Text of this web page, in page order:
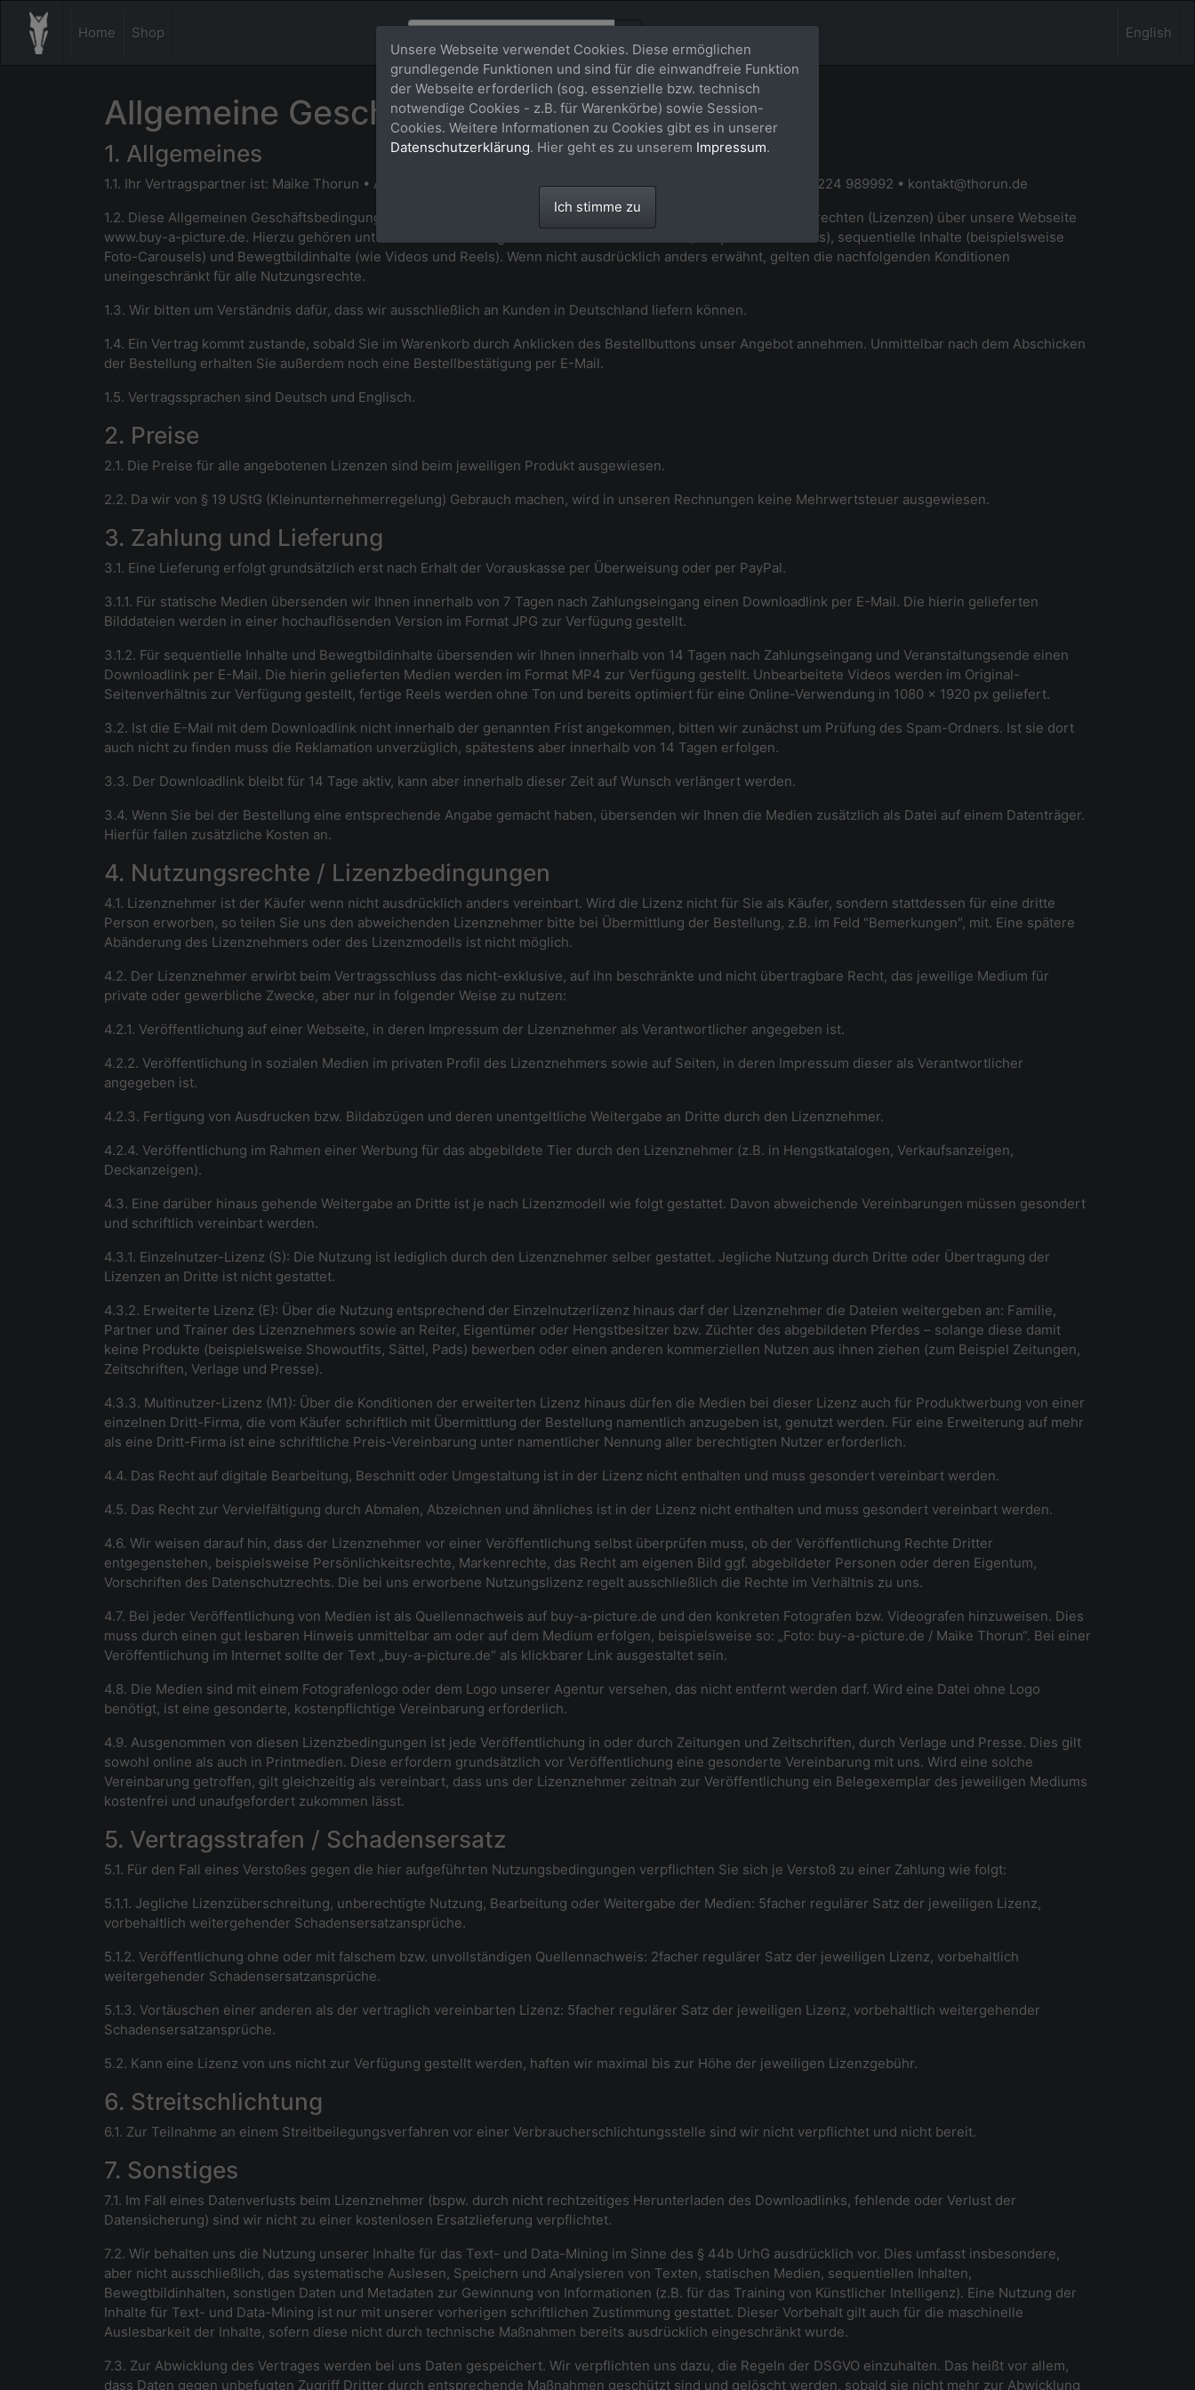
Home Shop English
Allgemeine Geschäftsbedingungen (AGB)
1. Allgemeines
1.1. Ihr Vertragspartner ist: Maike Thorun • Aegidienberger Str. 33 • 53604 Bad Honnef - Aegidienberg • T: +49 2224 989992 • kontakt@thorun.de
1.2. Diese Allgemeinen Geschäftsbedingungen (im Folgenden AGB genannt) gelten für den Verkauf von Nutzungsrechten (Lizenzen) über unsere Webseite
www.buy-a-picture.de. Hierzu gehören unter anderem Nutzungsrechte für statische Medien (beispielsweise Fotos), sequentielle Inhalte (beispielsweise
Foto-Carousels) und Bewegtbildinhalte (wie Videos und Reels). Wenn nicht ausdrücklich anders erwähnt, gelten die nachfolgenden Konditionen
uneingeschränkt für alle Nutzungsrechte.
1.3. Wir bitten um Verständnis dafür, dass wir ausschließlich an Kunden in Deutschland liefern können.
1.4. Ein Vertrag kommt zustande, sobald Sie im Warenkorb durch Anklicken des Bestellbuttons unser Angebot annehmen. Unmittelbar nach dem Abschicken
der Bestellung erhalten Sie außerdem noch eine Bestellbestätigung per E-Mail.
1.5. Vertragssprachen sind Deutsch und Englisch.
2. Preise
2.1. Die Preise für alle angebotenen Lizenzen sind beim jeweiligen Produkt ausgewiesen.
2.2. Da wir von § 19 UStG (Kleinunternehmerregelung) Gebrauch machen, wird in unseren Rechnungen keine Mehrwertsteuer ausgewiesen.
3. Zahlung und Lieferung
3.1. Eine Lieferung erfolgt grundsätzlich erst nach Erhalt der Vorauskasse per Überweisung oder per PayPal.
3.1.1. Für statische Medien übersenden wir Ihnen innerhalb von 7 Tagen nach Zahlungseingang einen Downloadlink per E-Mail. Die hierin gelieferten
Bilddateien werden in einer hochauflösenden Version im Format JPG zur Verfügung gestellt.
3.1.2. Für sequentielle Inhalte und Bewegtbildinhalte übersenden wir Ihnen innerhalb von 14 Tagen nach Zahlungseingang und Veranstaltungsende einen
Downloadlink per E-Mail. Die hierin gelieferten Medien werden im Format MP4 zur Verfügung gestellt. Unbearbeitete Videos werden im Original-
Seitenverhältnis zur Verfügung gestellt, fertige Reels werden ohne Ton und bereits optimiert für eine Online-Verwendung in 1080 x 1920 px geliefert.
3.2. Ist die E-Mail mit dem Downloadlink nicht innerhalb der genannten Frist angekommen, bitten wir zunächst um Prüfung des Spam-Ordners. Ist sie dort
auch nicht zu finden muss die Reklamation unverzüglich, spätestens aber innerhalb von 14 Tagen erfolgen.
3.3. Der Downloadlink bleibt für 14 Tage aktiv, kann aber innerhalb dieser Zeit auf Wunsch verlängert werden.
3.4. Wenn Sie bei der Bestellung eine entsprechende Angabe gemacht haben, übersenden wir Ihnen die Medien zusätzlich als Datei auf einem Datenträger.
Hierfür fallen zusätzliche Kosten an.
4. Nutzungsrechte / Lizenzbedingungen
4.1. Lizenznehmer ist der Käufer wenn nicht ausdrücklich anders vereinbart. Wird die Lizenz nicht für Sie als Käufer, sondern stattdessen für eine dritte
Person erworben, so teilen Sie uns den abweichenden Lizenznehmer bitte bei Übermittlung der Bestellung, z.B. im Feld "Bemerkungen", mit. Eine spätere
Abänderung des Lizenznehmers oder des Lizenzmodells ist nicht möglich.
4.2. Der Lizenznehmer erwirbt beim Vertragsschluss das nicht-exklusive, auf ihn beschränkte und nicht übertragbare Recht, das jeweilige Medium für
private oder gewerbliche Zwecke, aber nur in folgender Weise zu nutzen:
4.2.1. Veröffentlichung auf einer Webseite, in deren Impressum der Lizenznehmer als Verantwortlicher angegeben ist.
4.2.2. Veröffentlichung in sozialen Medien im privaten Profil des Lizenznehmers sowie auf Seiten, in deren Impressum dieser als Verantwortlicher
angegeben ist.
4.2.3. Fertigung von Ausdrucken bzw. Bildabzügen und deren unentgeltliche Weitergabe an Dritte durch den Lizenznehmer.
4.2.4. Veröffentlichung im Rahmen einer Werbung für das abgebildete Tier durch den Lizenznehmer (z.B. in Hengstkatalogen, Verkaufsanzeigen,
Deckanzeigen).
4.3. Eine darüber hinaus gehende Weitergabe an Dritte ist je nach Lizenzmodell wie folgt gestattet. Davon abweichende Vereinbarungen müssen gesondert
und schriftlich vereinbart werden.
4.3.1. Einzelnutzer-Lizenz (S): Die Nutzung ist lediglich durch den Lizenznehmer selber gestattet. Jegliche Nutzung durch Dritte oder Übertragung der
Lizenzen an Dritte ist nicht gestattet.
4.3.2. Erweiterte Lizenz (E): Über die Nutzung entsprechend der Einzelnutzerlizenz hinaus darf der Lizenznehmer die Dateien weitergeben an: Familie,
Partner und Trainer des Lizenznehmers sowie an Reiter, Eigentümer oder Hengstbesitzer bzw. Züchter des abgebildeten Pferdes – solange diese damit
keine Produkte (beispielsweise Showoutfits, Sättel, Pads) bewerben oder einen anderen kommerziellen Nutzen aus ihnen ziehen (zum Beispiel Zeitungen,
Zeitschriften, Verlage und Presse).
4.3.3. Multinutzer-Lizenz (M1): Über die Konditionen der erweiterten Lizenz hinaus dürfen die Medien bei dieser Lizenz auch für Produktwerbung von einer
einzelnen Dritt-Firma, die vom Käufer schriftlich mit Übermittlung der Bestellung namentlich anzugeben ist, genutzt werden. Für eine Erweiterung auf mehr
als eine Dritt-Firma ist eine schriftliche Preis-Vereinbarung unter namentlicher Nennung aller berechtigten Nutzer erforderlich.
4.4. Das Recht auf digitale Bearbeitung, Beschnitt oder Umgestaltung ist in der Lizenz nicht enthalten und muss gesondert vereinbart werden.
4.5. Das Recht zur Vervielfältigung durch Abmalen, Abzeichnen und ähnliches ist in der Lizenz nicht enthalten und muss gesondert vereinbart werden.
4.6. Wir weisen darauf hin, dass der Lizenznehmer vor einer Veröffentlichung selbst überprüfen muss, ob der Veröffentlichung Rechte Dritter
entgegenstehen, beispielsweise Persönlichkeitsrechte, Markenrechte, das Recht am eigenen Bild ggf. abgebildeter Personen oder deren Eigentum,
Vorschriften des Datenschutzrechts. Die bei uns erworbene Nutzungslizenz regelt ausschließlich die Rechte im Verhältnis zu uns.
4.7. Bei jeder Veröffentlichung von Medien ist als Quellennachweis auf buy-a-picture.de und den konkreten Fotografen bzw. Videografen hinzuweisen. Dies
muss durch einen gut lesbaren Hinweis unmittelbar am oder auf dem Medium erfolgen, beispielsweise so: „Foto: buy-a-picture.de / Maike Thorun“. Bei einer
Veröffentlichung im Internet sollte der Text „buy-a-picture.de“ als klickbarer Link ausgestaltet sein.
4.8. Die Medien sind mit einem Fotografenlogo oder dem Logo unserer Agentur versehen, das nicht entfernt werden darf. Wird eine Datei ohne Logo
benötigt, ist eine gesonderte, kostenpflichtige Vereinbarung erforderlich.
4.9. Ausgenommen von diesen Lizenzbedingungen ist jede Veröffentlichung in oder durch Zeitungen und Zeitschriften, durch Verlage und Presse. Dies gilt
sowohl online als auch in Printmedien. Diese erfordern grundsätzlich vor Veröffentlichung eine gesonderte Vereinbarung mit uns. Wird eine solche
Vereinbarung getroffen, gilt gleichzeitig als vereinbart, dass uns der Lizenznehmer zeitnah zur Veröffentlichung ein Belegexemplar des jeweiligen Mediums
kostenfrei und unaufgefordert zukommen lässt.
5. Vertragsstrafen / Schadensersatz
5.1. Für den Fall eines Verstoßes gegen die hier aufgeführten Nutzungsbedingungen verpflichten Sie sich je Verstoß zu einer Zahlung wie folgt:
5.1.1. Jegliche Lizenzüberschreitung, unberechtigte Nutzung, Bearbeitung oder Weitergabe der Medien: 5facher regulärer Satz der jeweiligen Lizenz,
vorbehaltlich weitergehender Schadensersatzansprüche.
5.1.2. Veröffentlichung ohne oder mit falschem bzw. unvollständigen Quellennachweis: 2facher regulärer Satz der jeweiligen Lizenz, vorbehaltlich
weitergehender Schadensersatzansprüche.
5.1.3. Vortäuschen einer anderen als der vertraglich vereinbarten Lizenz: 5facher regulärer Satz der jeweiligen Lizenz, vorbehaltlich weitergehender
Schadensersatzansprüche.
5.2. Kann eine Lizenz von uns nicht zur Verfügung gestellt werden, haften wir maximal bis zur Höhe der jeweiligen Lizenzgebühr.
6. Streitschlichtung
6.1. Zur Teilnahme an einem Streitbeilegungsverfahren vor einer Verbraucherschlichtungsstelle sind wir nicht verpflichtet und nicht bereit.
7. Sonstiges
7.1. Im Fall eines Datenverlusts beim Lizenznehmer (bspw. durch nicht rechtzeitiges Herunterladen des Downloadlinks, fehlende oder Verlust der
Datensicherung) sind wir nicht zu einer kostenlosen Ersatzlieferung verpflichtet.
7.2. Wir behalten uns die Nutzung unserer Inhalte für das Text- und Data-Mining im Sinne des § 44b UrhG ausdrücklich vor. Dies umfasst insbesondere,
aber nicht ausschließlich, das systematische Auslesen, Speichern und Analysieren von Texten, statischen Medien, sequentiellen Inhalten,
Bewegtbildinhalten, sonstigen Daten und Metadaten zur Gewinnung von Informationen (z.B. für das Training von Künstlicher Intelligenz). Eine Nutzung der
Inhalte für Text- und Data-Mining ist nur mit unserer vorherigen schriftlichen Zustimmung gestattet. Dieser Vorbehalt gilt auch für die maschinelle
Auslesbarkeit der Inhalte, sofern diese nicht durch technische Maßnahmen bereits ausdrücklich eingeschränkt wurde.
7.3. Zur Abwicklung des Vertrages werden bei uns Daten gespeichert. Wir verpflichten uns dazu, die Regeln der DSGVO einzuhalten. Das heißt vor allem,
dass Daten gegen unbefugten Zugriff Dritter durch entsprechende Maßnahmen geschützt sind und gelöscht werden, sobald sie nicht mehr zur Abwicklung
Unsere Webseite verwendet Cookies. Diese ermöglichen
grundlegende Funktionen und sind für die einwandfreie Funktion
der Webseite erforderlich (sog. essenzielle bzw. technisch
notwendige Cookies - z.B. für Warenkörbe) sowie Session-
Cookies. Weitere Informationen zu Cookies gibt es in unserer
Datenschutzerklärung. Hier geht es zu unserem Impressum.
Ich stimme zu